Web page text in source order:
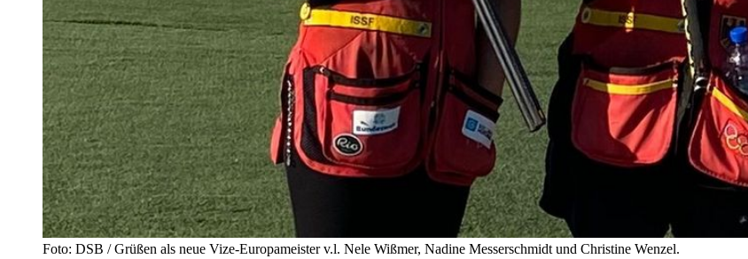
Foto: DSB / Grüßen als neue Vize-Europameister v.l. Nele Wißmer, Nadine Messerschmidt und Christine Wenzel.